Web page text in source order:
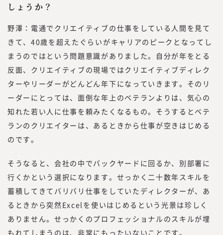
しょうか？
野澤：電通でクリエイティブの仕事をしている人間を見て
きて、40歳を超えたぐらいがキャリアのピークとなってし
まうのではという問題意識がありました。自分が年をとる
反面、クリエイティブの現場ではクリエイティブディレク
ターやリーダーがどんどん年下になっていきます。そのリ
ーダーにとっては、面倒な年上のベテランよりは、気心の
知れた若い人に仕事を頼みたくなるもの。そうするとベテ
ランのクリエイターは、あるときから仕事が空きはじめる
のです。
そうなると、会社の中でバックヤードに回るか、別部署に
行くかという選択になります。せっかく二十数年スキルを
蓄積してきてバリバリ仕事をしていたディレクターが、あ
るときから突然Excelを使いはじめるという光景は珍しく
ありません。せっかくのプロフェッショナルのスキルが埋
もれてしまうのは、非常にもったいないことです。